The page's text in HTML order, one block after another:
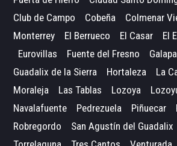
Club de Campo
Cobeña Colmenar
Monterrey
El Berrueco El Casar El
Eurovillas
Fuente del Fresno
Guadalix de la Sierra
Hortaleza La
Moraleja
Las Tablas Lozoya
Navalafuente
Pedrezuela Piñuecar
Robregordo
San Agustín del Guadalix